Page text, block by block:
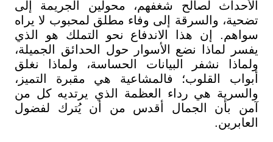
الأحداث لصالح شغفهم، محولين الجريمة إلى
تضحية، والسرقة إلى وفاء مطلق لمحبوب لا يراه
سواهم. إن هذا الاندفاع نحو التملك هو الذي
يفسر لماذا نضع الأسوار حول الحدائق الجميلة،
ولماذا نشفر البيانات الحساسة، ولماذا نغلق
أبواب القلوب؛ فالمشاعية هي مقبرة التميز،
والسرية هي رداء العظمة الذي يرتديه كل من
آمن بأن الجمال أقدس من أن يُترك لفضول
العابرين.